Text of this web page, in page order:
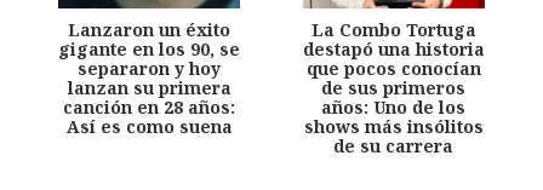
Lanzaron un éxito
gigante en los 90, se
separaron y hoy
lanzan su primera
canción en 28 años:
Así es como suena
La Combo Tortuga
destapó una historia
que pocos conocían
de sus primeros
años: Uno de los
shows más insólitos
de su carrera